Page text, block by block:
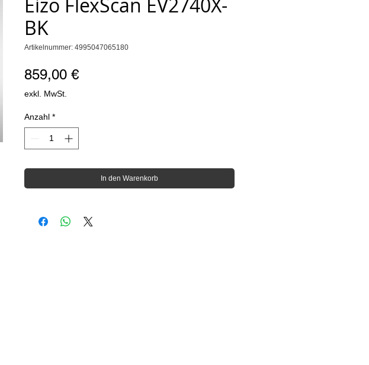
Eizo FlexScan EV2740X-
BK
Artikelnummer: 4995047065180
859,00 €Preis
exkl. MwSt.
Anzahl *
In den Warenkorb